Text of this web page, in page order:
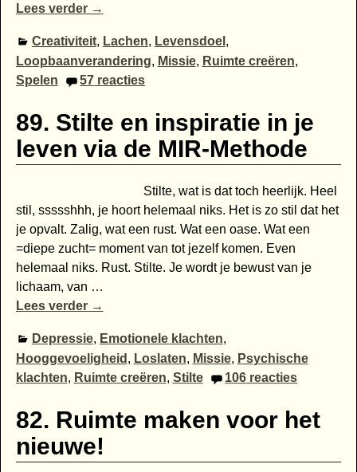
Lees verder →
Creativiteit, Lachen, Levensdoel ,
Loopbaanverandering, Missie, Ruimte creëren,
Spelen
57 reacties
89. Stilte en inspiratie in je
leven via de MIR-Methode
Stilte, wat is dat toch heerlijk. Heel
stil, ssssshhh, je hoort helemaal niks. Het is zo stil dat het
je opvalt. Zalig, wat een rust. Wat een oase. Wat een
=diepe zucht= moment van tot jezelf komen. Even
helemaal niks. Rust. Stilte. Je wordt je bewust van je
lichaam, van …
Lees verder →
Depressie, Emotionele klachten,
Hooggevoeligheid , Loslaten, Missie, Psychische
klachten, Ruimte creëren, Stilte 106 reacties
82. Ruimte maken voor het
nieuwe!